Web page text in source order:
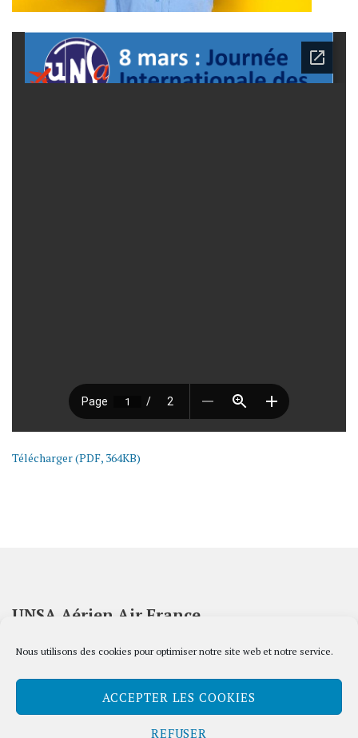
Nous utilisons des cookies pour optimiser notre site web et notre service.
ACCEPTER LES COOKIES
REFUSER
Télécharger (PDF, 364KB)
UNSA Aérien Air France
45 rue de Paris – Bâtiment Pégase, 2ème étage
93 290 Tremblay-en-France
secretariat@unsaaerien.com